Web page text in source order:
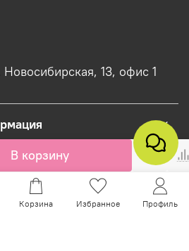
В корзину
13, офис 1
на InSales
Корзина Избранное Профиль